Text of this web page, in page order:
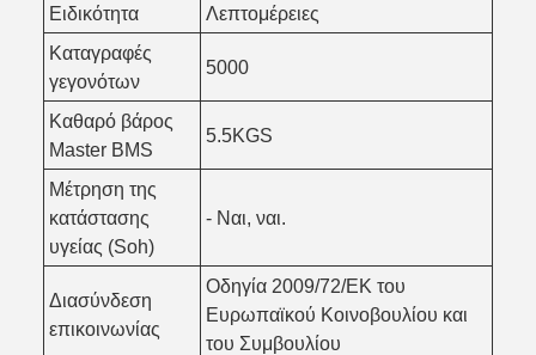
Ειδικότητα
Λεπτομέρειες
Καταγραφές
γεγονότων
5000
Καθαρό βάρος
Master BMS
5.5KGS
Μέτρηση της
κατάστασης
υγείας (Soh)
- Ναι, ναι.
Διασύνδεση
επικοινωνίας
Οδηγία 2009/72/ΕΚ του
Ευρωπαϊκού Κοινοβουλίου και
του Συμβουλίου